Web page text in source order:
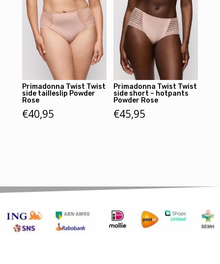
Primadonna Twist Twist
side tailleslip Powder
Rose
€40,95
Primadonna Twist Twist
side short – hotpants
Powder Rose
€45,95